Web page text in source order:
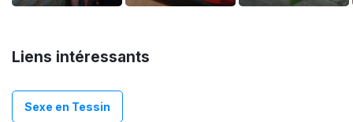
Liens intéressants
Sexe en Tessin